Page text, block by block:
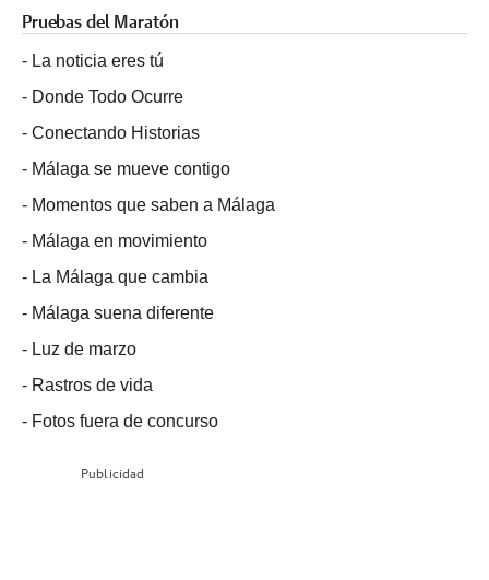
Pruebas del Maratón
- La noticia eres tú
- Donde Todo Ocurre
- Conectando Historias
- Málaga se mueve contigo
- Momentos que saben a Málaga
- Málaga en movimiento
- La Málaga que cambia
- Málaga suena diferente
- Luz de marzo
- Rastros de vida
- Fotos fuera de concurso
Publicidad